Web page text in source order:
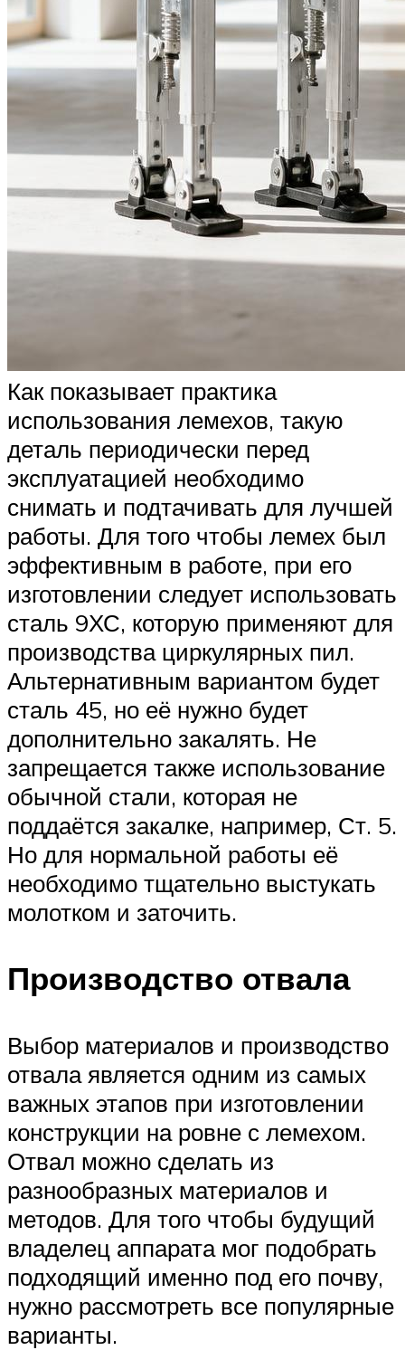
Как показывает практика
использования лемехов, такую
деталь периодически перед
эксплуатацией необходимо
снимать и подтачивать для лучшей
работы. Для того чтобы лемех был
эффективным в работе, при его
изготовлении следует использовать
сталь 9ХС, которую применяют для
производства циркулярных пил.
Альтернативным вариантом будет
сталь 45, но её нужно будет
дополнительно закалять. Не
запрещается также использование
обычной стали, которая не
поддаётся закалке, например, Ст. 5.
Но для нормальной работы её
необходимо тщательно выстукать
молотком и заточить.
Производство отвала
Выбор материалов и производство
отвала является одним из самых
важных этапов при изготовлении
конструкции на ровне с лемехом.
Отвал можно сделать из
разнообразных материалов и
методов. Для того чтобы будущий
владелец аппарата мог подобрать
подходящий именно под его почву,
нужно рассмотреть все популярные
варианты.